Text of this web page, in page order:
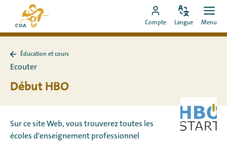
directement
au
Vers
la
page
de
MyCOA
Aller
vers
Compte
Modifiez
langue
Langue Menu
à
et
Éducation et cours
Ecouter
Début HBO
Sur ce site Web, vous trouverez toutes les
écoles d'enseignement professionnel